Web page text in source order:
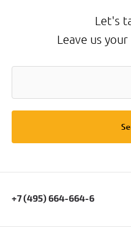
Let's
Leave us
+7 (495) 664-664-6